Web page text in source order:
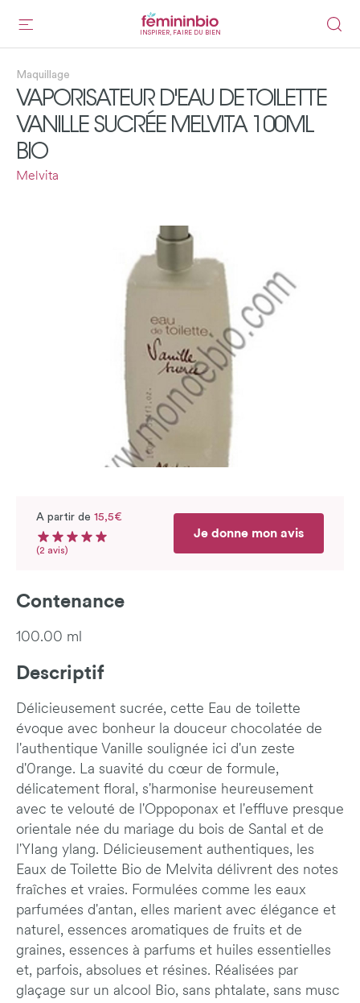
INSPIRER, FAIRE DU BIEN
Maquillage
VAPORISATEUR D'EAU DE TOILETTE
VANILLE SUCRÉE MELVITA 100ML
BIO
Melvita
A partir de 15,5€
Note moyenne du produit : 5 sur 5
Nombre d'avis
(2 avis)
Je donne mon avis
Contenance
100.00 ml
Descriptif
Délicieusement sucrée, cette Eau de toilette
évoque avec bonheur la douceur chocolatée de
l'authentique Vanille sou­lignée ici d'un zeste
d'0range. La suavité du cœur de formule,
délicatement floral, s'harmonise heureusement
avec te velouté de l'Oppoponax et l'effluve presque
orientale née du mariage du bois de Santal et de
l'YIang ylang. Délicieusement authentiques, les
Eaux de Toilette Bio de Melvita délivrent des notes
fraîches et vraies. Formulées comme les eaux
parfumées d'antan, elles marient avec élégance et
naturel, essences aromatiques de fruits et de
graines, essences à parfums et huiles essentielles
et, parfois, absolues et résines. Réalisées par
glaçage sur un alcool Bio, sans phtalate, sans musc